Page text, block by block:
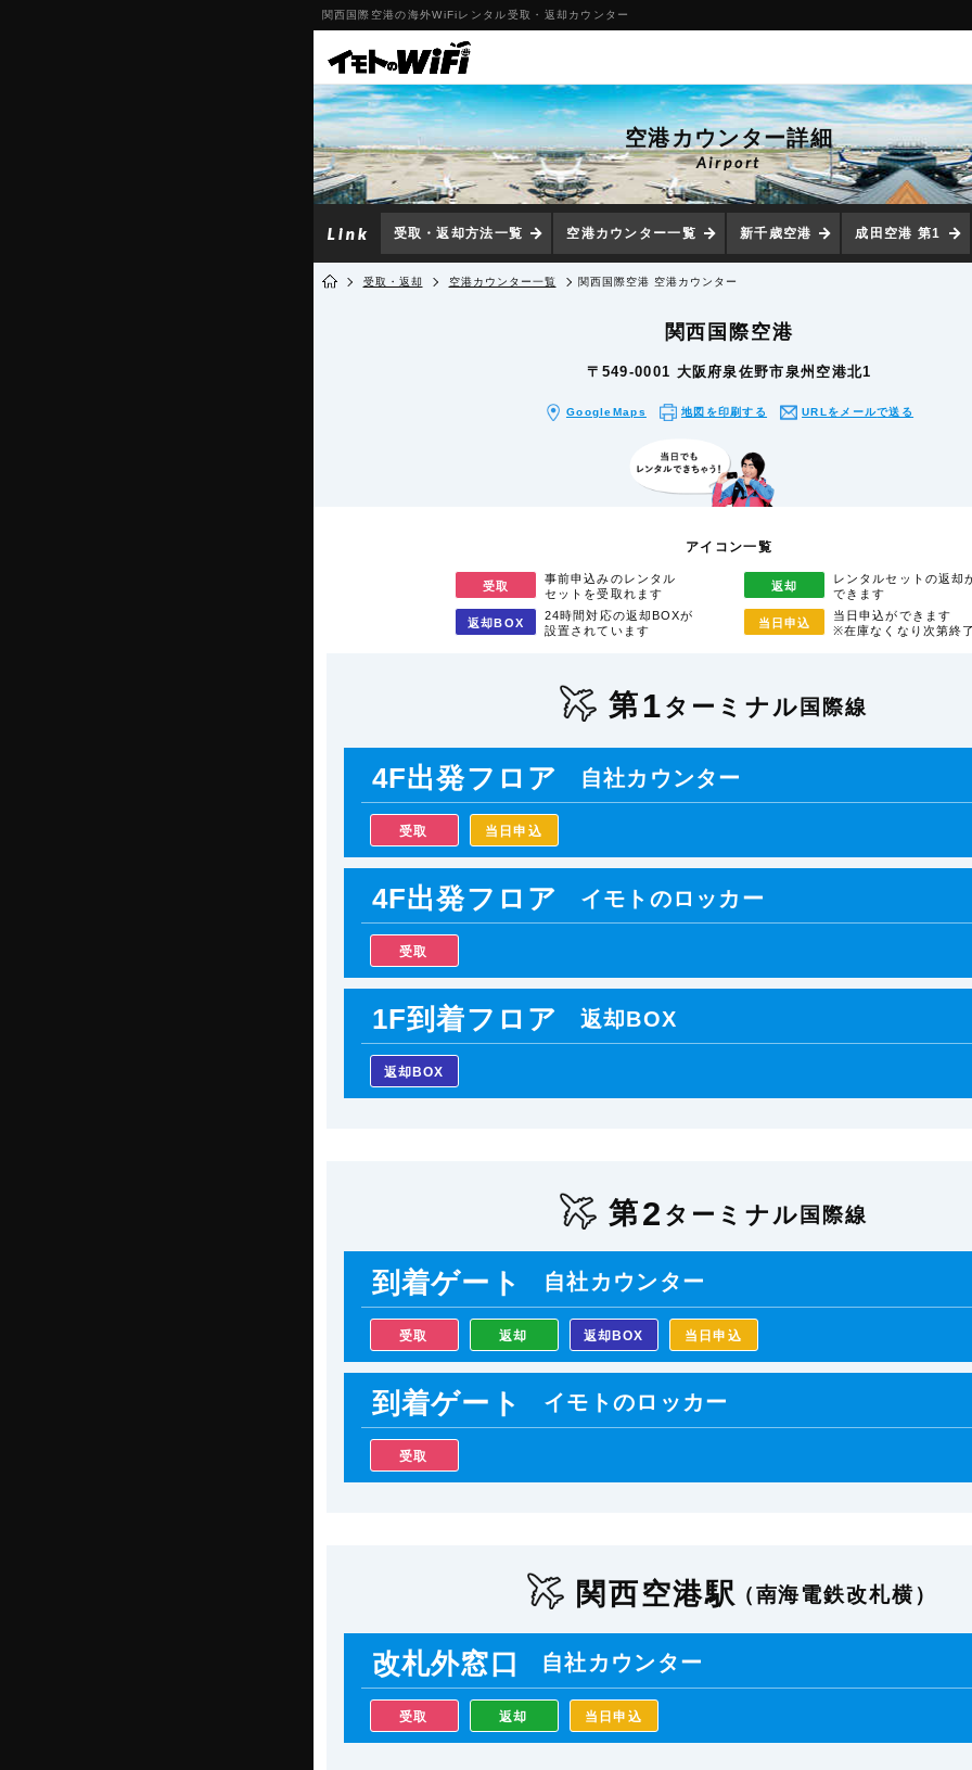
関西国際空港の海外WiFiレンタル受取・返却カウンター
空港カウンター詳細
Airport
受取・返却方法一覧 空港カウンター一覧 新千歳空港 成田空港 第1
受取・返却 空港カウンター一覧 関西国際空港 空港カウンター
関西国際空港
〒549-0001 大阪府泉佐野市泉州空港北1
GoogleMaps 地図を印刷する URLをメールで送る
アイコン一覧
受取
事前申込みのレンタル
セットを受取れます
返却
レンタルセットの返却
できます
返却BOX
24時間対応の返却BOXが
設置されています
当日 申込
当日申込ができます
※在庫なくなり次第終
第 1 ターミナル 国際線
4F出発フロア 自社カウンター
受取 当日申込
4F出発フロア イモトのロッカー
受取
1F到着フロア 返却BOX
返却BOX
第2 ターミナル 国際線
到着ゲート 自社カウンター
受取 返却 返却BOX 当日申込
到着ゲート イモトのロッカー
受取
関西空港駅（南海電鉄改札横）
改札外窓口 自社カウンター
受取 返却 当日申込